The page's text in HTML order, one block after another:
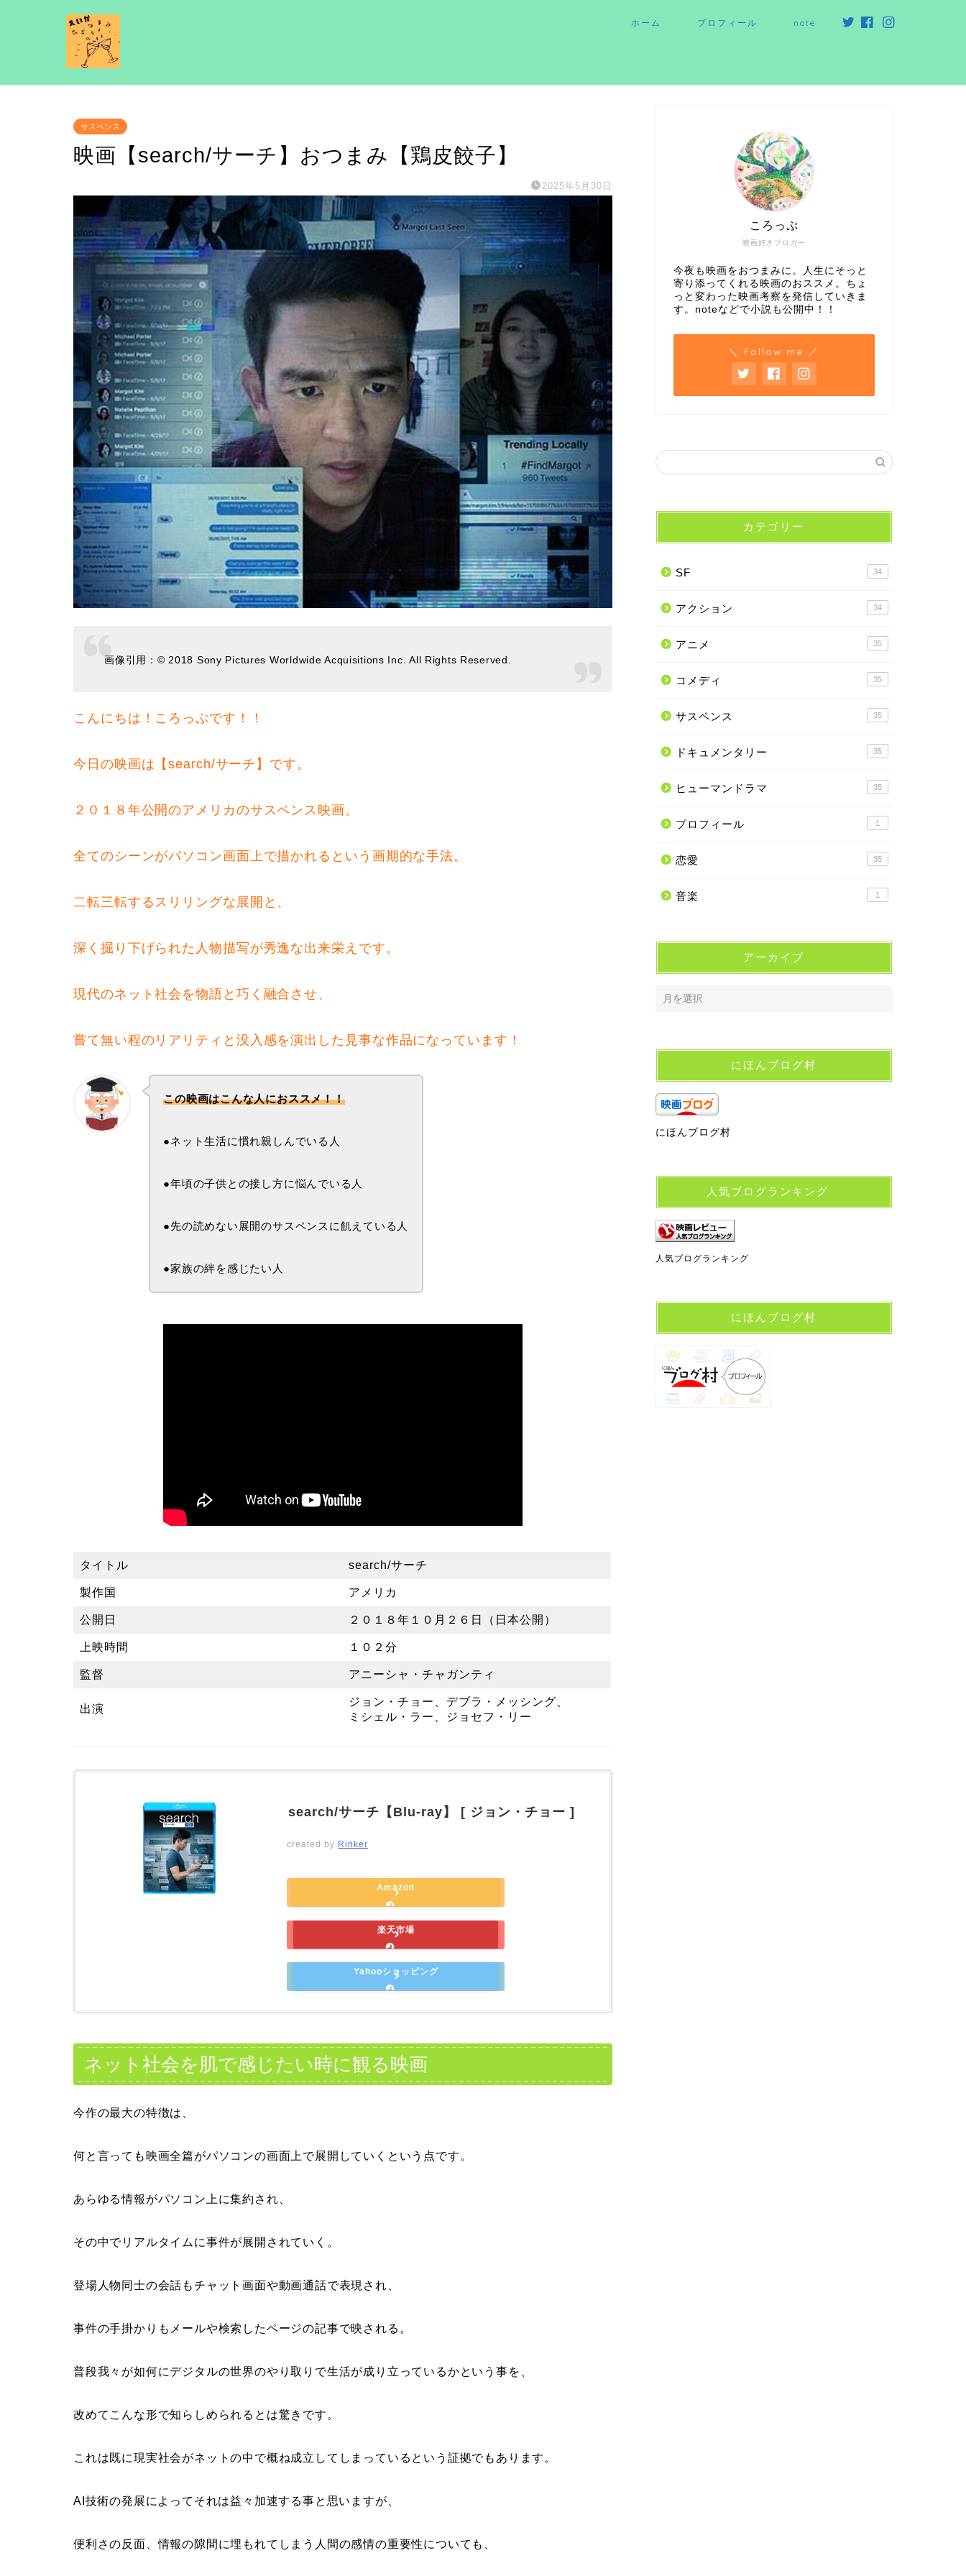
ホーム プロフィール note
サスペンス
映画【search/サーチ】おつまみ【鶏皮餃子】
2025年5月30日
画像引用：© 2018 Sony Pictures Worldwide Acquisitions Inc. All Rights Reserved.
こんにちは！ころっぷです！！
今日の映画は【search/サーチ】です。
２０１８年公開のアメリカのサスペンス映画。
全てのシーンがパソコン画面上で描かれるという画期的な手法。
二転三転するスリリングな展開と、
深く掘り下げられた人物描写が秀逸な出来栄えです。
現代のネット社会を物語と巧く融合させ、
嘗て無い程のリアリティと没入感を演出した見事な作品になっています！
この映画はこんな人におススメ！！
●ネット生活に慣れ親しんでいる人
●年頃の子供との接し方に悩んでいる人
●先の読めない展開のサスペンスに飢えている人
●家族の絆を感じたい人
タイトル search/サーチ
製作国 アメリカ
公開日 ２０１８年１０月２６日（日本公開）
上映時間 １０２分
監督 アニーシャ・チャガンティ
出演
ジョン・チョー、デブラ・メッシング、
ミシェル・ラー、ジョセフ・リー
search/サーチ【Blu-ray】 [ ジョン・チョー ]
created by Rinker
Amazon
楽天市場
Yahooショッピング
ネット社会を肌で感じたい時に観る映画
今作の最大の特徴は、
何と言っても映画全篇がパソコンの画面上で展開していくという点です。
あらゆる情報がパソコン上に集約され、
その中でリアルタイムに事件が展開されていく。
登場人物同士の会話もチャット画面や動画通話で表現され、
事件の手掛かりもメールや検索したページの記事で映される。
普段我々が如何にデジタルの世界のやり取りで生活が成り立っているかという事を、
改めてこんな形で知らしめられるとは驚きです。
これは既に現実社会がネットの中で概ね成立してしまっているという証拠でもあります。
AI技術の発展によってそれは益々加速する事と思いますが、
便利さの反面、情報の隙間に埋もれてしまう人間の感情の重要性についても、
映画好きブロガー
ころっぷ
今夜も映画をおつまみに。人生にそっと
寄り添ってくれる映画のおススメ。ちょ
っと変わった映画考察を発信していきま
す。noteなどで小説も公開中！！
＼ Follow me ／
カテゴリー
SF 34
アクション 34
アニメ 35
コメディ 35
サスペンス 35
ドキュメンタリー 35
ヒューマンドラマ 35
プロフィール 1
恋愛 35
音楽 1
アーカイブ
にほんブログ村
にほんブログ村
人気ブログランキング
人気ブログランキング
にほんブログ村